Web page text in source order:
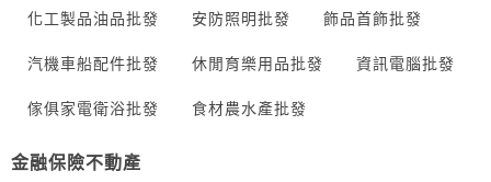
化工製品油品批發 安防照明批發 飾品首飾批發
汽機車船配件批發 休閒育樂用品批發 資訊電腦批發
傢俱家電衛浴批發 食材農水產批發
金融保險不動產